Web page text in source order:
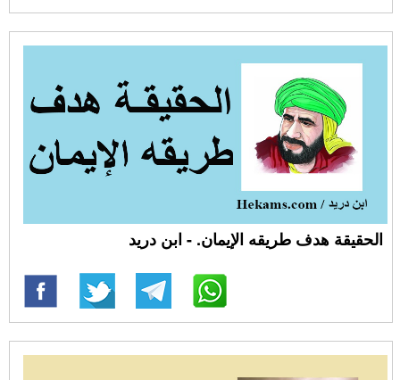
الحقيقة هدف طريقه الإيمان. - ابن دريد